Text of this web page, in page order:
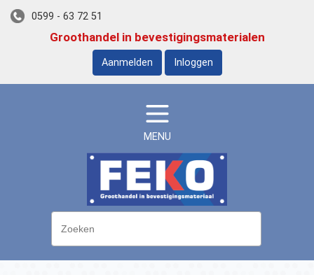
0599 - 63 72 51
Groothandel in bevestigingsmaterialen
Aanmelden Inloggen
MENU